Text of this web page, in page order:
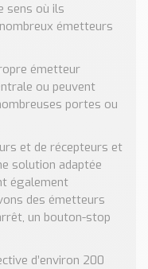
sens où ils
émetteurs
émetteur
ou peuvent
portes ou
et de récepteurs et
solution adaptée
également
des émetteurs
un bouton-stop
d’environ 200